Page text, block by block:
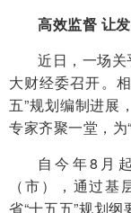
高效监督 让
近日，一场
大财经委召开。
五”规划编制进展
专家齐聚一堂，为
自今年8月
（市），通过
省“十五五”规划